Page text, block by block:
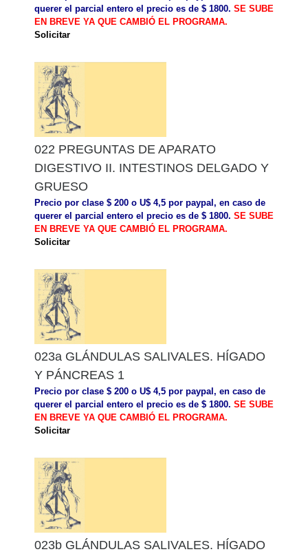
querer el parcial entero el precio es de $ 1800. SE SUBE
EN BREVE YA QUE CAMBIÓ EL PROGRAMA.
Solicitar
022 PREGUNTAS DE APARATO
DIGESTIVO II. INTESTINOS DELGADO Y
GRUESO
Precio por clase $ 200 o U$ 4,5 por paypal, en caso de
querer el parcial entero el precio es de $ 1800. SE SUBE
EN BREVE YA QUE CAMBIÓ EL PROGRAMA.
Solicitar
023a GLÁNDULAS SALIVALES. HÍGADO
Y PÁNCREAS 1
Precio por clase $ 200 o U$ 4,5 por paypal, en caso de
querer el parcial entero el precio es de $ 1800. SE SUBE
EN BREVE YA QUE CAMBIÓ EL PROGRAMA.
Solicitar
023b GLÁNDULAS SALIVALES. HÍGADO